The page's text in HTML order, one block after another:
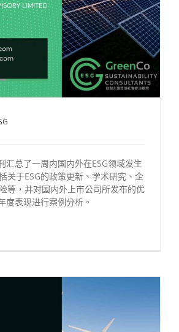
汇总了一周内国内外在ESG领域发生
关于ESG的政策更新、学术研究、企
等，并对国内外上市公司所发布的优
度表现进行案例分析。